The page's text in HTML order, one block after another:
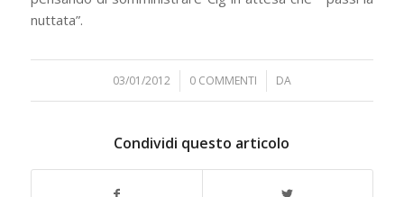
nuttata”.
03/01/2012
/ 0 COMMENTI
/ DA
Condividi questo articolo